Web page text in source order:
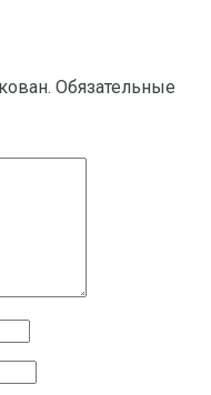
Обязательные